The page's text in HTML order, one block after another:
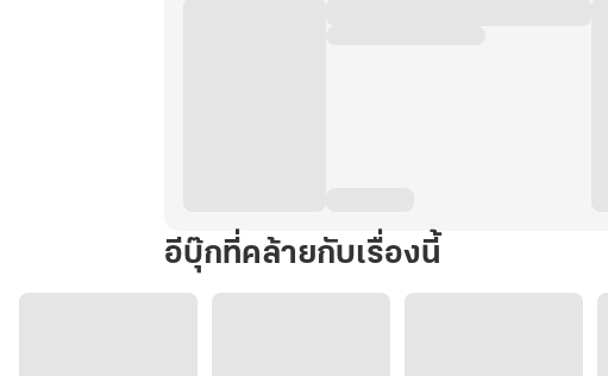
อีบุ๊กที่คล้ายกับเรื่องนี้